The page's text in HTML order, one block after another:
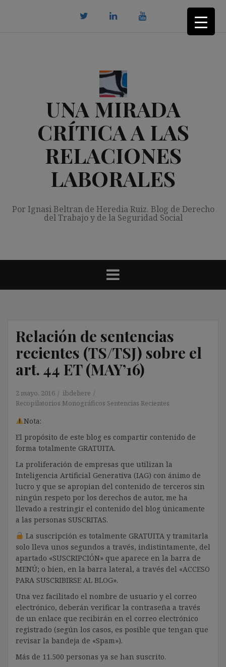
UNA MIRADA
CRÍTICA A LAS
RELACIONES
LABORALES
Por Ignasi Beltran de Heredia Ruiz. Blog de Derecho
del Trabajo y de la Seguridad Social
Relación de sentencias
recientes (TS/TSJ) sobre el
art. 44 ET (MAY’16)
2 mayo, 2016
ibdehere
Recopilatorios Monográficos Sentencias Recientes
Nota:
El propósito de este blog es compartir contenido de
forma totalmente GRATUITA.
La proliferación de empresas que utilizan la
Inteligencia Artificial Generativa (IAG) con ánimo de
lucro y que se apropian del contenido de terceros sin
ningún respeto por los derechos de autor, me ha
llevado a restringir el contenido del blog únicamente
a las personas SUSCRITAS.
La suscripción es totalmente GRATUITA y tramitarla
solo lleva unos segundos a través, indistintamente, del
apartado «SUSCRIPCIÓN» que aparece en la barra de
MENÚ; o bien, en la barra lateral, a través del «ACCESO
PARA SUSCRIBIRSE AL BLOG».
Una vez facilitado el nombre de usuario y el correo
electrónico, deberán verificar la contraseña a través
de un enlace que recibirán en el correo electrónico
registrado (según los casos, es posible que tengan que
revisar la bandeja de «Spam»).
Más de 11.500 personas ya se han suscrito.